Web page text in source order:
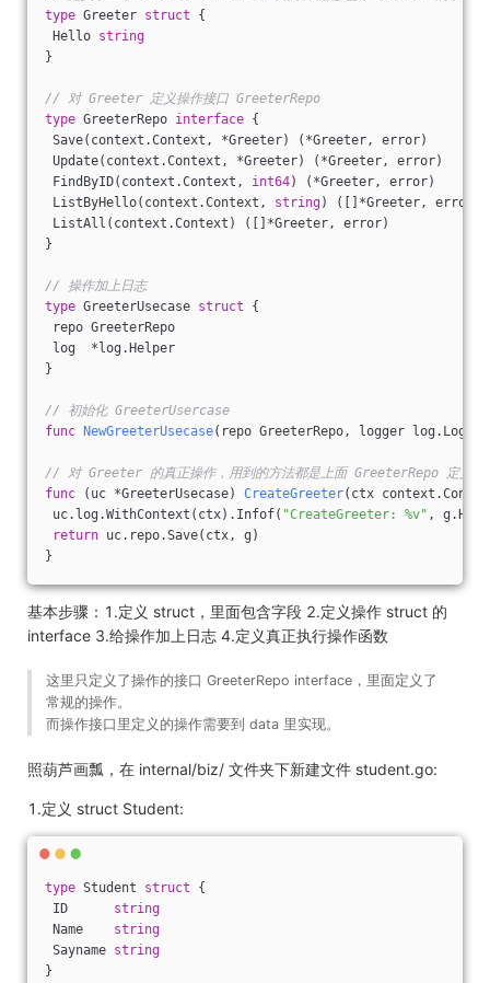
type Greeter struct {
Hello string
}
// 对 Greeter 定义操作接口 GreeterRepo
type GreeterRepo interface {
Save(context.Context, *Greeter) (*Greeter, error)
Update(context.Context, *Greeter) (*Greeter, error)
FindByID(context.Context, int64) (*Greeter, error)
ListByHello(context.Context, string) ([]*Greeter, error)
ListAll(context.Context) ([]*Greeter, error)
}
// 操作加上日志
type GreeterUsecase struct {
repo GreeterRepo
log  *log.Helper
}
// 初始化 GreeterUsercase
func
NewGreeterUsecase(repo GreeterRepo, logger
// 对 Greeter 的真正操作，用到的方法都是上面 GreeterRepo 定义的
func
(uc *GreeterUsecase) CreateGreeter(ctx
uc.log.WithContext(ctx).Infof( "CreateGreeter: %v" ,
return uc.repo.Save(ctx, g)
}
基本步骤：1.定义 struct，里面包含字段 2.定义操作 struct 的
interface 3.给操作加上日志 4.定义真正执行操作函数
这里只定义了操作的接口 GreeterRepo interface，里面定义了
常规的操作。
而操作接口里定义的操作需要到 data 里实现。
照葫芦画瓢，在 internal/biz/ 文件夹下新建文件 student.go:
1.定义 struct Student:
type Student struct {
ID string
Name string
Sayname string
}